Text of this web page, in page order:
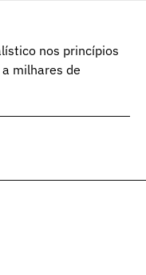
nos princípios
milhares de